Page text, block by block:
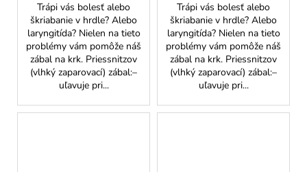
Trápi vás bolesť alebo
škriabanie v hrdle? Alebo
laryngitída? Nielen na tieto
problémy vám pomôže náš
zábal na krk. Priessnitzov
(vlhký zaparovací) zábal:–
uľavuje pri...
Trápi vás bolesť alebo
škriabanie v hrdle? Alebo
laryngitída? Nielen na tieto
problémy vám pomôže náš
zábal na krk. Priessnitzov
(vlhký zaparovací) zábal:–
uľavuje pri...